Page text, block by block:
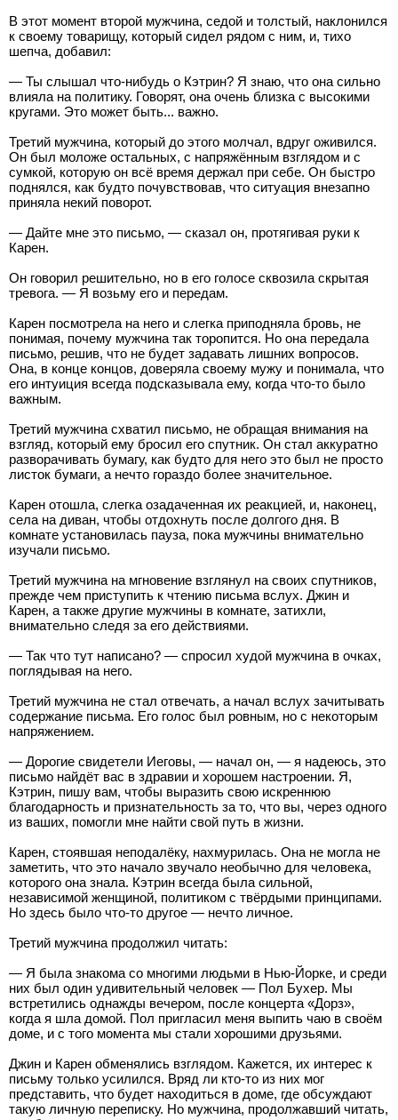
В этот момент второй мужчина, седой и толстый, наклонился
к своему товарищу, который сидел рядом с ним, и, тихо
шепча, добавил:
— Ты слышал что-нибудь о Кэтрин? Я знаю, что она сильно
влияла на политику. Говорят, она очень близка с высокими
кругами. Это может быть... важно.
Третий мужчина, который до этого молчал, вдруг оживился.
Он был моложе остальных, с напряжённым взглядом и с
сумкой, которую он всё время держал при себе. Он быстро
поднялся, как будто почувствовав, что ситуация внезапно
приняла некий поворот.
— Дайте мне это письмо, — сказал он, протягивая руки к
Карен.
Он говорил решительно, но в его голосе сквозила скрытая
тревога. — Я возьму его и передам.
Карен посмотрела на него и слегка приподняла бровь, не
понимая, почему мужчина так торопится. Но она передала
письмо, решив, что не будет задавать лишних вопросов.
Она, в конце концов, доверяла своему мужу и понимала, что
его интуиция всегда подсказывала ему, когда что-то было
важным.
Третий мужчина схватил письмо, не обращая внимания на
взгляд, который ему бросил его спутник. Он стал аккуратно
разворачивать бумагу, как будто для него это был не просто
листок бумаги, а нечто гораздо более значительное.
Карен отошла, слегка озадаченная их реакцией, и, наконец,
села на диван, чтобы отдохнуть после долгого дня. В
комнате установилась пауза, пока мужчины внимательно
изучали письмо.
Третий мужчина на мгновение взглянул на своих спутников,
прежде чем приступить к чтению письма вслух. Джин и
Карен, а также другие мужчины в комнате, затихли,
внимательно следя за его действиями.
— Так что тут написано? — спросил худой мужчина в очках,
поглядывая на него.
Третий мужчина не стал отвечать, а начал вслух зачитывать
содержание письма. Его голос был ровным, но с некоторым
напряжением.
— Дорогие свидетели Иеговы, — начал он, — я надеюсь, это
письмо найдёт вас в здравии и хорошем настроении. Я,
Кэтрин, пишу вам, чтобы выразить свою искреннюю
благодарность и признательность за то, что вы, через одного
из ваших, помогли мне найти свой путь в жизни.
Карен, стоявшая неподалёку, нахмурилась. Она не могла не
заметить, что это начало звучало необычно для человека,
которого она знала. Кэтрин всегда была сильной,
независимой женщиной, политиком с твёрдыми принципами.
Но здесь было что-то другое — нечто личное.
Третий мужчина продолжил читать:
— Я была знакома со многими людьми в Нью-Йорке, и среди
них был один удивительный человек — Пол Бухер. Мы
встретились однажды вечером, после концерта «Дорз»,
когда я шла домой. Пол пригласил меня выпить чаю в своём
доме, и с того момента мы стали хорошими друзьями.
Джин и Карен обменялись взглядом. Кажется, их интерес к
письму только усилился. Вряд ли кто-то из них мог
представить, что будет находиться в доме, где обсуждают
такую личную переписку. Но мужчина, продолжавший читать,